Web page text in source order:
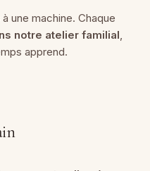
une machine. Chaque
notre atelier familial,
apprend.